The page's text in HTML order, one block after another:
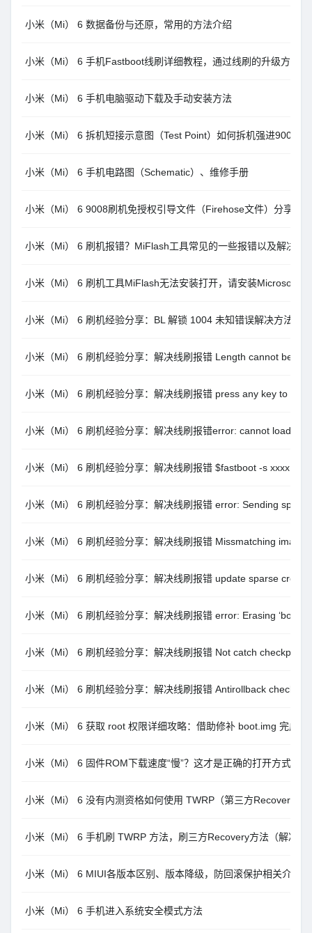
小米（Mi） 6 数据备份与还原，常用的方法介绍
小米（Mi） 6 手机Fastboot线刷详细教程，通过线刷的升级方法
小米（Mi） 6 手机电脑驱动下载及手动安装方法
小米（Mi） 6 拆机短接示意图（Test Point）如何拆机强进9008刷
小米（Mi） 6 手机电路图（Schematic）、维修手册
小米（Mi） 6 9008刷机免授权引导文件（Firehose文件）分享
小米（Mi） 6 刷机报错？MiFlash工具常见的一些报错以及解决办
小米（Mi） 6 刷机工具MiFlash无法安装打开，请安装Microsoft
小米（Mi） 6 刷机经验分享：BL 解锁 1004 未知错误解决方法
小米（Mi） 6 刷机经验分享：解决线刷报错 Length cannot be
小米（Mi） 6 刷机经验分享：解决线刷报错 press any key to
小米（Mi） 6 刷机经验分享：解决线刷报错error: cannot load
小米（Mi） 6 刷机经验分享：解决线刷报错 $fastboot -s xxxx
小米（Mi） 6 刷机经验分享：解决线刷报错 error: Sending sparse
小米（Mi） 6 刷机经验分享：解决线刷报错 Missmatching image
小米（Mi） 6 刷机经验分享：解决线刷报错 update sparse crc list
小米（Mi） 6 刷机经验分享：解决线刷报错 error: Erasing
小米（Mi） 6 刷机经验分享：解决线刷报错 Not catch checkpoint
小米（Mi） 6 刷机经验分享：解决线刷报错 Antirollback check
小米（Mi） 6 获取 root 权限详细攻略：借助修补 boot.img 完成面
小米（Mi） 6 固件ROM下载速度“慢”？这才是正确的打开方式。
小米（Mi） 6 没有内测资格如何使用 TWRP（第三方Recovery）
小米（Mi） 6 手机刷 TWRP 方法，刷三方Recovery方法（解决卡
小米（Mi） 6 MIUI各版本区别、版本降级，防回滚保护相关介绍
小米（Mi） 6 手机进入系统安全模式方法